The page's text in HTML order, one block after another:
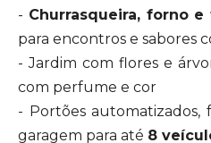
- Churrasqueira, forno
para encontros e sabores
- Jardim com flores e
com perfume e cor
- Portões
garagem para até 8